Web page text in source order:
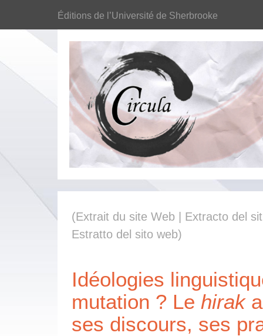
Éditions de l’Université de Sherbrooke
(Extrait du site Web | Extracto del
Estratto del sito web)
Idéologies
mutation ? Le hirak
ses discours, ses